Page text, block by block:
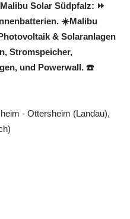
Solar Südpfalz: ⏩
☀️Malibu
& Solaranlagen
Stromspeicher,
und Powerwall. ☎️